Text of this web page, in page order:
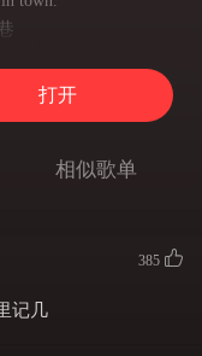
well spent.
打开
相似歌单
385
记几